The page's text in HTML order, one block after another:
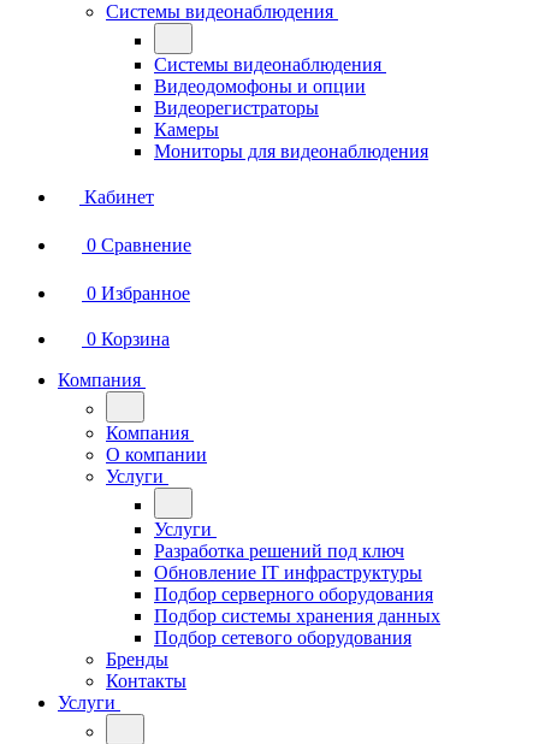
Системы видеонаблюдения
Системы видеонаблюдения
Видеодомофоны и опции
Видеорегистраторы
Камеры
Мониторы для видеонаблюдения
Кабинет
0 Сравнение
0 Избранное
0 Корзина
Компания
Компания
О компании
Услуги
Услуги
Разработка решений под ключ
Обновление IT инфраструктуры
Подбор серверного оборудования
Подбор системы хранения данных
Подбор сетевого оборудования
Бренды
Контакты
Услуги